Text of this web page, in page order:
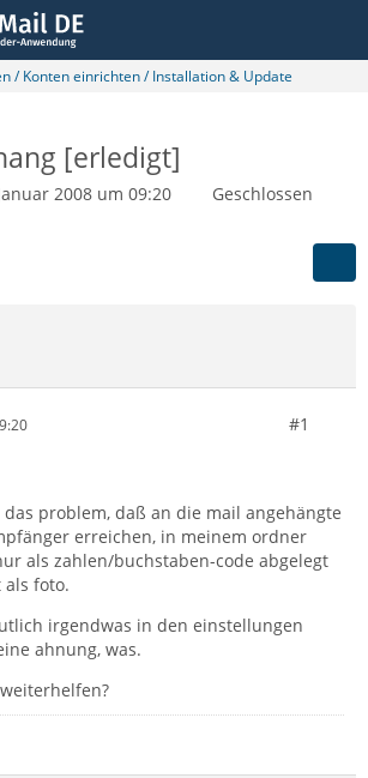
/ Konten einrichten / Installation & Update
[erledigt]
2008 um 09:20
Geschlossen
#1
problem, daß an die mail angehängte
erreichen, in meinem ordner
als zahlen/buchstaben-code abgelegt
foto.
irgendwas in den einstellungen
ahnung, was.